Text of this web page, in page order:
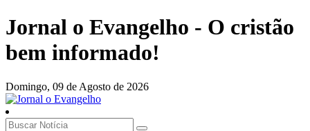
Jornal o Evangelho - O cristão
bem informado!
Domingo, 09 de Agosto de 2026